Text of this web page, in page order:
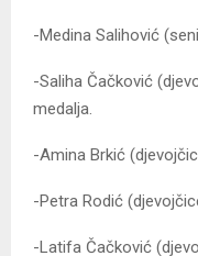
-Medina Salihović
-Saliha Čačković
medalja.
-Amina Brkić
-Petra Rodić
-Latifa Čačković